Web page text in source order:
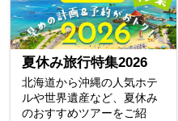
夏休み旅行特集2026
北海道から沖縄の人気ホテ
ルや世界遺産など、夏休み
のおすすめツアーをご紹